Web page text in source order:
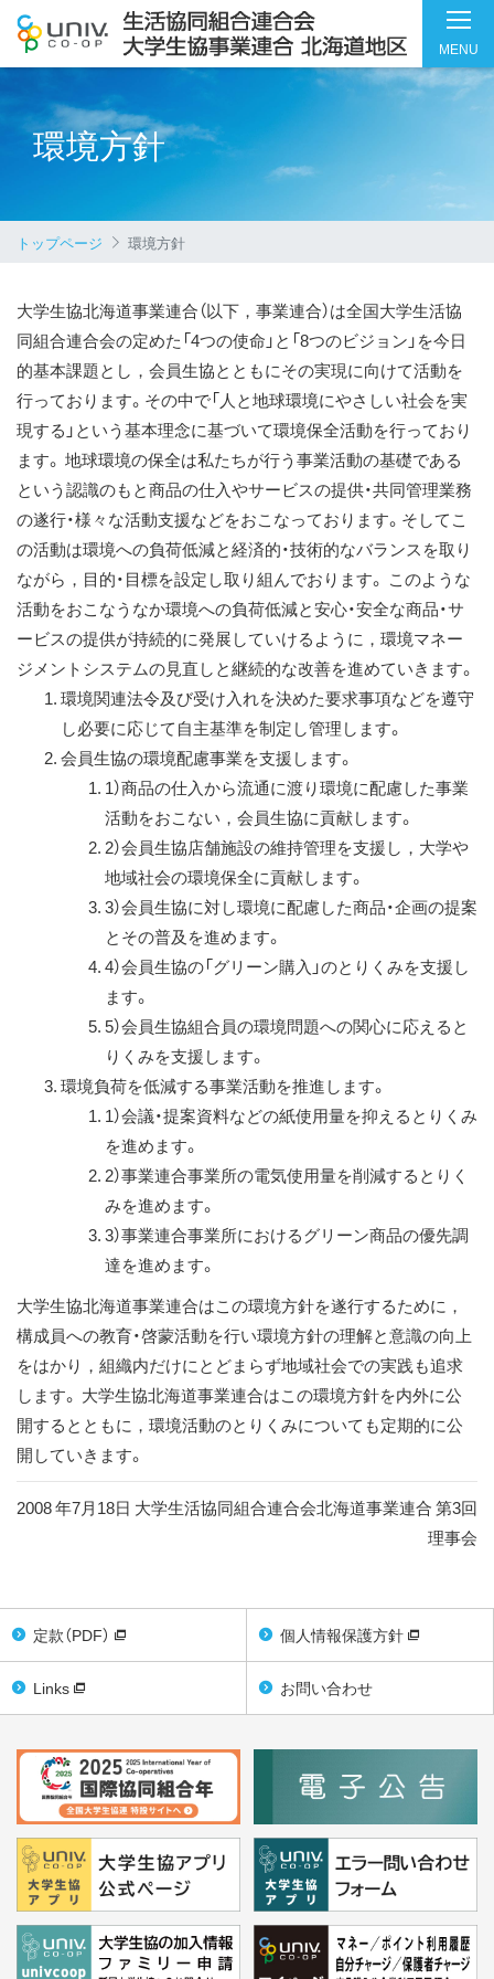
MENU
環境方針
トップページ 環境方針
大学生協北海道事業連合（以下，事業連合）は全国大学生活協
同組合連合会の定めた「4つの使命」と「8つのビジョン」を今日
的基本課題とし，会員生協とともにその実現に向けて活動を
行っております。その中で「人と地球環境にやさしい社会を実
現する」という基本理念に基づいて環境保全活動を行っており
ます。 地球環境の保全は私たちが行う事業活動の基礎である
という認識のもと商品の仕入やサービスの提供・共同管理業務
の遂行・様々な活動支援などをおこなっております。そしてこ
の活動は環境への負荷低減と経済的・技術的なバランスを取り
ながら，目的・目標を設定し取り組んでおります。 このような
活動をおこなうなか環境への負荷低減と安心・安全な商品・サ
ービスの提供が持続的に発展していけるように，環境マネー
ジメントシステムの見直しと継続的な改善を進めていきます。
環境関連法令及び受け入れを決めた要求事項などを遵守
し必要に応じて自主基準を制定し管理します。
会員生協の環境配慮事業を支援します。
1）商品の仕入から流通に渡り環境に配慮した事業
活動をおこない，会員生協に貢献します。
2）会員生協店舗施設の維持管理を支援し，大学や
地域社会の環境保全に貢献します。
3）会員生協に対し環境に配慮した商品・企画の提案
とその普及を進めます。
4）会員生協の「グリーン購入」のとりくみを支援し
ます。
5）会員生協組合員の環境問題への関心に応えると
りくみを支援します。
環境負荷を低減する事業活動を推進します。
1）会議・提案資料などの紙使用量を抑えるとりくみ
を進めます。
2）事業連合事業所の電気使用量を削減するとりく
みを進めます。
3）事業連合事業所におけるグリーン商品の優先調
達を進めます。
大学生協北海道事業連合はこの環境方針を遂行するために，
構成員への教育・啓蒙活動を行い環境方針の理解と意識の向上
をはかり，組織内だけにとどまらず地域社会での実践も追求
します。 大学生協北海道事業連合はこの環境方針を内外に公
開するとともに，環境活動のとりくみについても定期的に公
開していきます。
2008 年7月18日 大学生活協同組合連合会北海道事業連合 第3回
理事会
定款（PDF） 個人情報保護方針
Links お問い合わせ